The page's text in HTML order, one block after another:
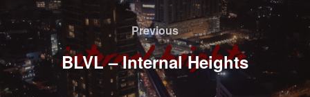
по
записям
Previous
Previous
BLVL – Internal Heights